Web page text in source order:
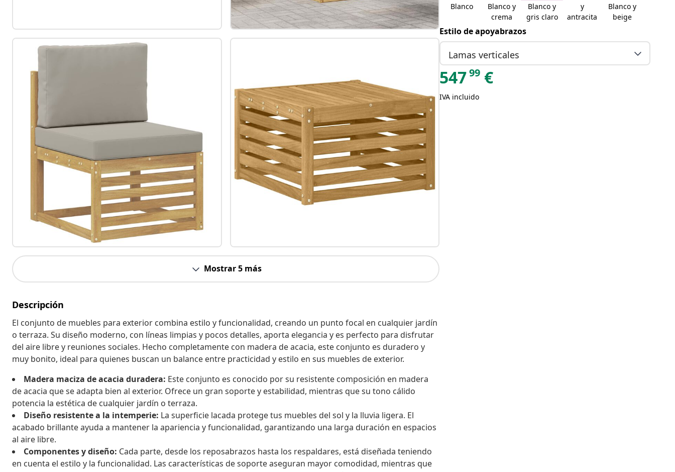
Mostrar 5 más
Descripción
El conjunto de muebles para exterior combina estilo y funcionalidad, creando un punto focal en cualquier jardín
o terraza. Su diseño moderno, con líneas limpias y pocos detalles, aporta elegancia y es perfecto para disfrutar
del aire libre y reuniones sociales. Hecho completamente con madera de acacia, este conjunto es duradero y
muy bonito, ideal para quienes buscan un balance entre practicidad y estilo en sus muebles de exterior.
Madera maciza de acacia duradera: Este conjunto es conocido por su resistente composición en madera
de acacia que se adapta bien al exterior. Ofrece un gran soporte y estabilidad, mientras que su tono cálido
potencia la estética de cualquier jardín o terraza.
Diseño resistente a la intemperie: La superficie lacada protege tus muebles del sol y la lluvia ligera. El
acabado brillante ayuda a mantener la apariencia y funcionalidad, garantizando una larga duración en espacios
al aire libre.
Componentes y diseño: Cada parte, desde los reposabrazos hasta los respaldares, está diseñada teniendo
en cuenta el estilo y la funcionalidad. Las características de soporte aseguran mayor comodidad, mientras que
Blanco
Blanco y
crema
Blanco y
gris claro
y
antracita
Blanco y
beige
Estilo de apoyabrazos
Lamas verticales
54799 €
IVA incluido